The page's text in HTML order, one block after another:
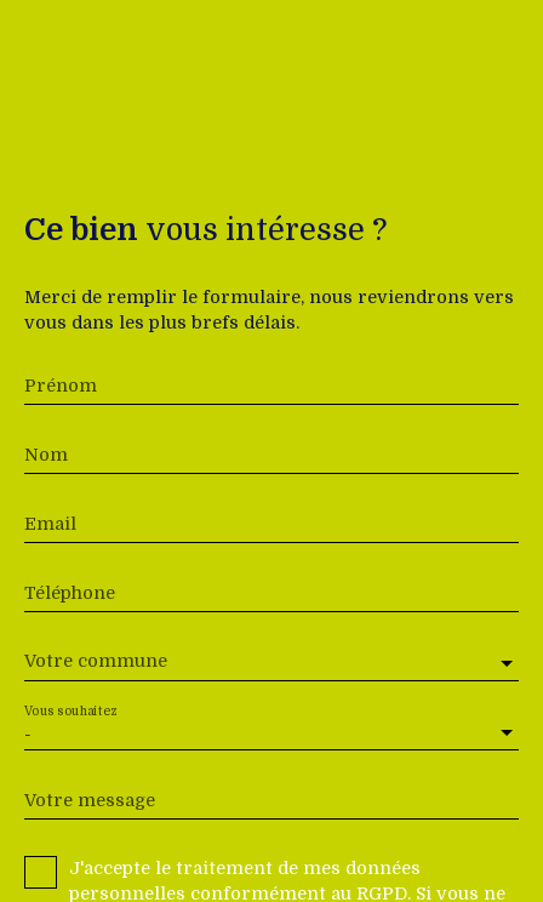
Ce bien vous intéresse ?
Merci de remplir le formulaire, nous reviendrons vers
vous dans les plus brefs délais.
Prénom
Nom
Email
Téléphone
Votre commune
-
Vous souhaitez
Votre message
J'accepte le traitement de mes données
personnelles conformément au RGPD. Si vous ne